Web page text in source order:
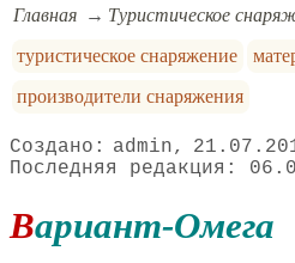
Главная Туристическое
туристическое снаряжение
производители снаряжения
admin
Вариант-Омега